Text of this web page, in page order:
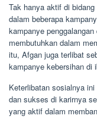
Tak hanya aktif di
dalam beberapa
kampanye
membutuhkan dalam
itu, Afgan juga terlibat
kampanye kebersihan di
Keterlibatan sosialnya
dan sukses di karirnya
yang aktif dalam